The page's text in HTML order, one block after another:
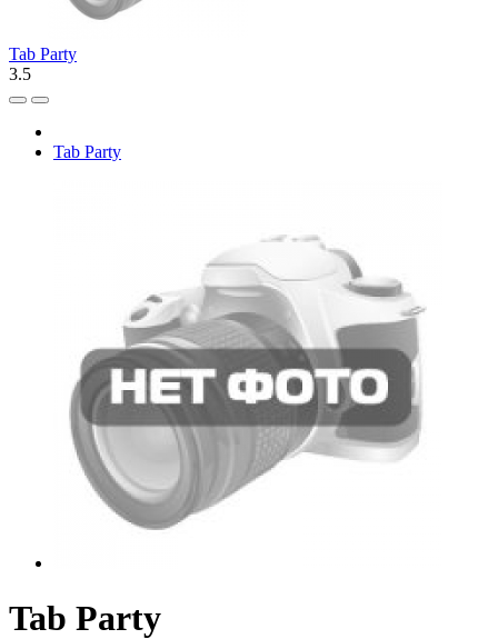
Tab Party
3.5
Tab Party
Tab Party